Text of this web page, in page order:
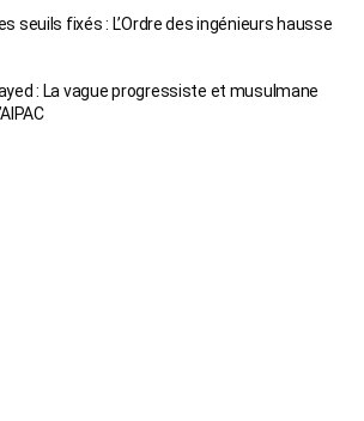
seuils fixés : L’Ordre des ingénieurs hausse
: La vague progressiste et musulmane